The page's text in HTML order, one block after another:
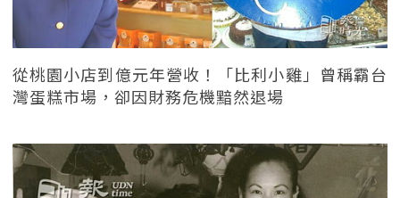
從桃園小店到億元年營收！「比利小雞」曾稱霸台
灣蛋糕市場，卻因財務危機黯然退場